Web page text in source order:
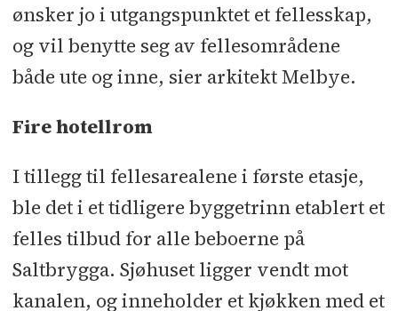
ønsker jo i utgangspunktet et fellesskap,
og vil benytte seg av fellesområdene
både ute og inne, sier arkitekt Melbye.
Fire hotellrom
I tillegg til fellesarealene i første etasje,
ble det i et tidligere byggetrinn etablert et
felles tilbud for alle beboerne på
Saltbrygga. Sjøhuset ligger vendt mot
kanalen, og inneholder et kjøkken med et